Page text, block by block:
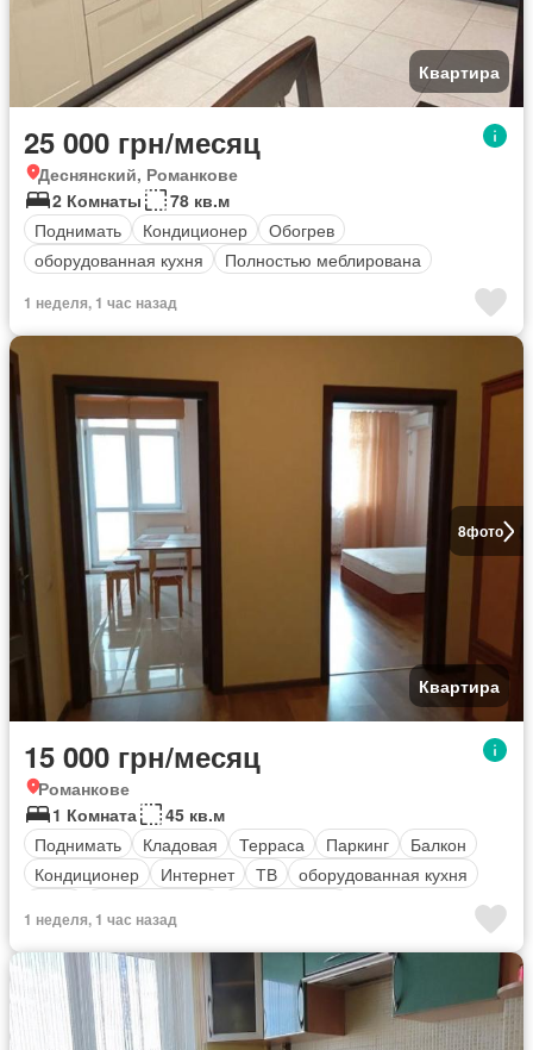
Квартира
25 000 грн/месяц
Деснянский, Романкове
2 Комнаты
78 кв.м
Поднимать
Кондиционер
Обогрев
оборудованная кухня
Полностью меблирована
1 неделя, 1 час назад
8фото
Квартира
15 000 грн/месяц
Романкове
1 Комната
45 кв.м
Поднимать
Кладовая Терраса Паркинг
Балкон
Кондиционер
Интернет ТВ
оборудованная кухня
Полностью меблирована
1 неделя, 1 час назад